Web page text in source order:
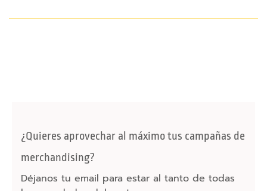
s
R
¿Quieres aprovechar al máximo tus campañas de
merchandising?
Déjanos tu email para estar al tanto de todas